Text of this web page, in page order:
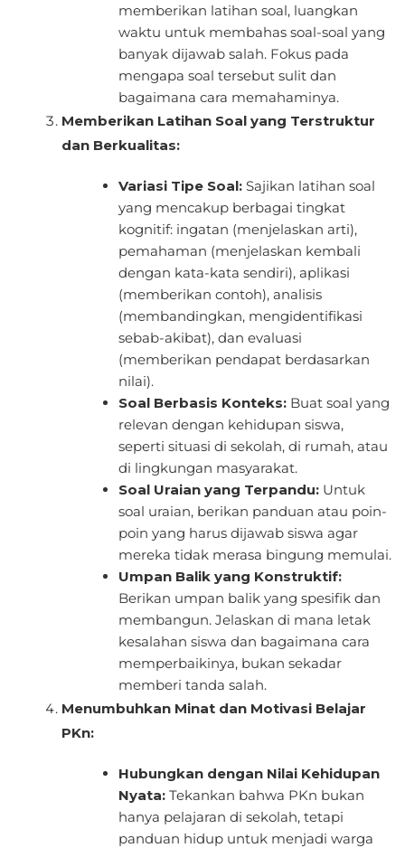
memberikan latihan soal, luangkan
waktu untuk membahas soal-soal yang
banyak dijawab salah. Fokus pada
mengapa soal tersebut sulit dan
bagaimana cara memahaminya.
Memberikan Latihan Soal yang Terstruktur
dan Berkualitas:
Variasi Tipe Soal:Sajikan latihan soal
yang mencakup berbagai tingkat
kognitif: ingatan (menjelaskan arti),
pemahaman (menjelaskan kembali
dengan kata-kata sendiri), aplikasi
(memberikan contoh), analisis
(membandingkan, mengidentifikasi
sebab-akibat), dan evaluasi
(memberikan pendapat berdasarkan
nilai).
Soal Berbasis Konteks:Buat soal yang
relevan dengan kehidupan siswa,
seperti situasi di sekolah, di rumah, atau
di lingkungan masyarakat.
Soal Uraian yang Terpandu:Untuk
soal uraian, berikan panduan atau poin-
poin yang harus dijawab siswa agar
mereka tidak merasa bingung memulai.
Umpan Balik yang Konstruktif:
Berikan umpan balik yang spesifik dan
membangun. Jelaskan di mana letak
kesalahan siswa dan bagaimana cara
memperbaikinya, bukan sekadar
memberi tanda salah.
Menumbuhkan Minat dan Motivasi Belajar
PKn:
Hubungkan dengan Nilai Kehidupan
Nyata:Tekankan bahwa PKn bukan
hanya pelajaran di sekolah, tetapi
panduan hidup untuk menjadi warga